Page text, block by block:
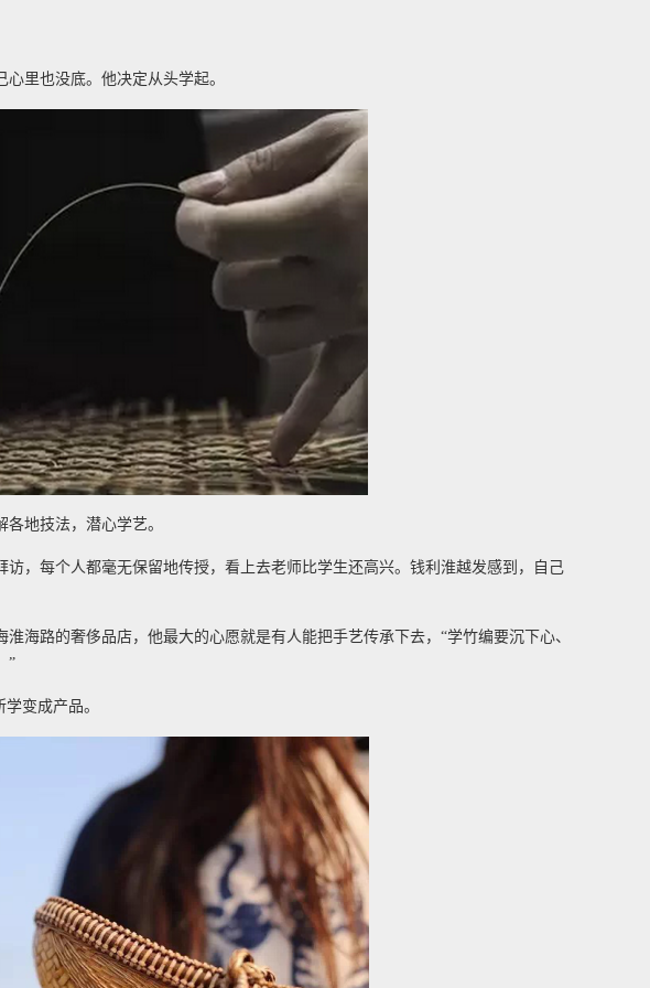
里也没底。他决定从头学起。
地技法，潜心学艺。
，每个人都毫无保留地传授，看上去老师比学生还高兴。钱利淮越发感到，自己
海路的奢侈品店，他最大的心愿就是有人能把手艺传承下去，“学竹编要沉下心、
”
变成产品。